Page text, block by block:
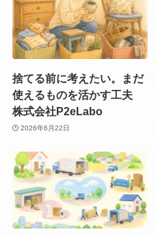
捨てる前に考えたい。まだ
使えるものを活かす工夫
株式会社P2eLabo
2026年6月22日